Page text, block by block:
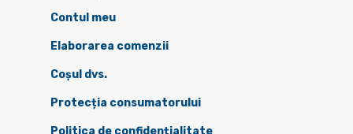
Contul meu
Elaborarea comenzii
Coșul dvs.
Protecția consumatorului
Politica de confidențialitate